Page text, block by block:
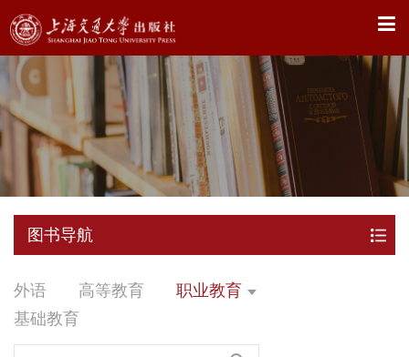
X
图书导航
外语 高等教育
职业教育
基础教育